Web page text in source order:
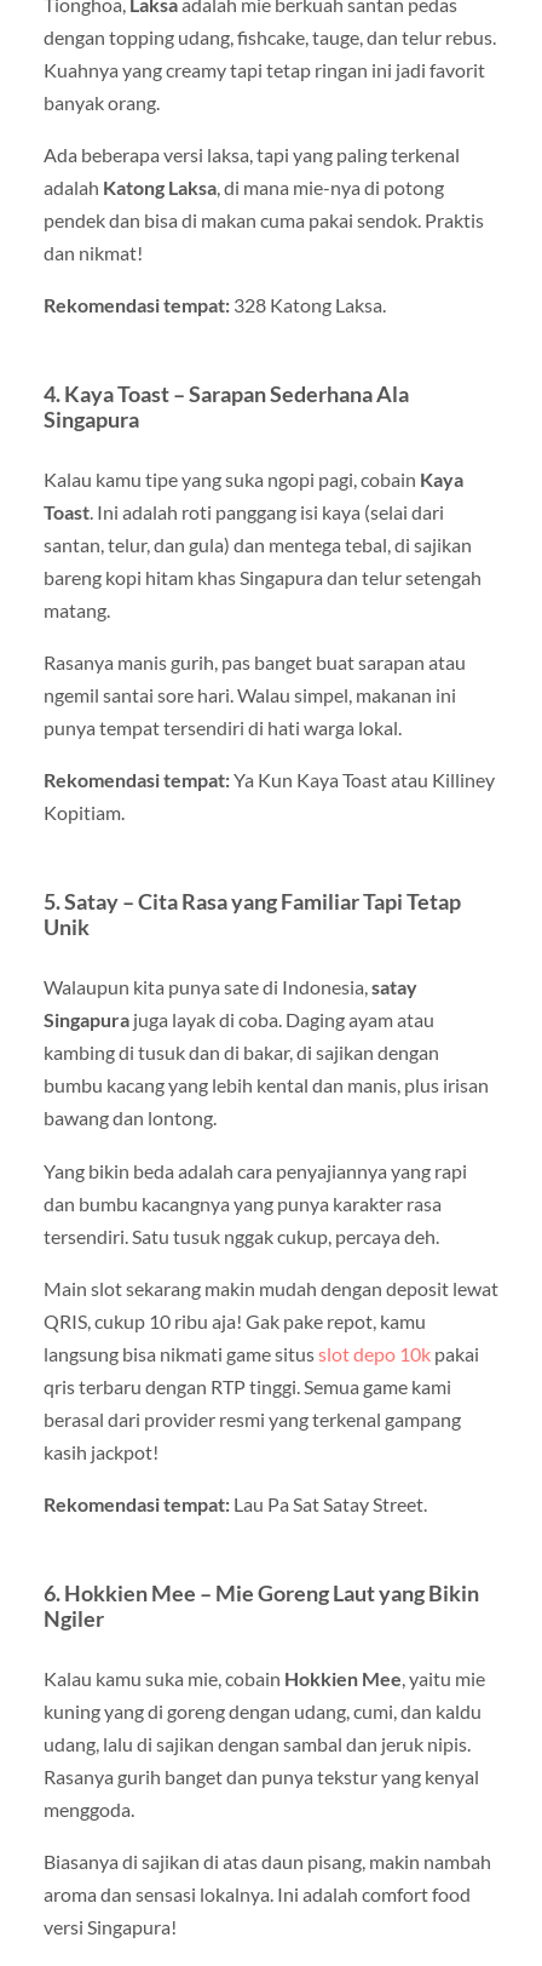
dengan topping udang, fishcake, tauge, dan telur rebus.
Kuahnya yang creamy tapi tetap ringan ini jadi favorit
banyak orang.
Ada beberapa versi laksa, tapi yang paling terkenal
adalah Katong Laksa, di mana mie-nya di potong
pendek dan bisa di makan cuma pakai sendok. Praktis
dan nikmat!
Rekomendasi tempat:328 Katong Laksa.
4. Kaya Toast – Sarapan Sederhana Ala
Singapura
Kalau kamu tipe yang suka ngopi pagi, cobain Kaya
Toast. Ini adalah roti panggang isi kaya (selai dari
santan, telur, dan gula) dan mentega tebal, di sajikan
bareng kopi hitam khas Singapura dan telur setengah
matang.
Rasanya manis gurih, pas banget buat sarapan atau
ngemil santai sore hari. Walau simpel, makanan ini
punya tempat tersendiri di hati warga lokal.
Rekomendasi tempat:Ya Kun Kaya Toast atau Killiney
Kopitiam.
5. Satay – Cita Rasa yang Familiar Tapi Tetap
Unik
Walaupun kita punya sate di Indonesia,satay
Singapurajuga layak di coba. Daging ayam atau
kambing di tusuk dan di bakar, di sajikan dengan
bumbu kacang yang lebih kental dan manis, plus irisan
bawang dan lontong.
Yang bikin beda adalah cara penyajiannya yang rapi
dan bumbu kacangnya yang punya karakter rasa
tersendiri. Satu tusuk nggak cukup, percaya deh.
Main slot sekarang makin mudah dengan deposit lewat
QRIS, cukup 10 ribu aja! Gak pake repot, kamu
langsung bisa nikmati game situsslot depo 10kpakai
qris terbaru dengan RTP tinggi. Semua game kami
berasal dari provider resmi yang terkenal gampang
kasih jackpot!
Rekomendasi tempat:Lau Pa Sat Satay Street.
6. Hokkien Mee – Mie Goreng Laut yang Bikin
Ngiler
Kalau kamu suka mie, cobain Hokkien Mee , yaitu mie
kuning yang di goreng dengan udang, cumi, dan kaldu
udang, lalu di sajikan dengan sambal dan jeruk nipis.
Rasanya gurih banget dan punya tekstur yang kenyal
menggoda.
Biasanya di sajikan di atas daun pisang, makin nambah
aroma dan sensasi lokalnya. Ini adalah comfort food
versi Singapura!